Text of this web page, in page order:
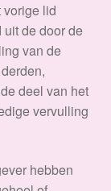
lid
de door de
van de
deel van het
vervulling
hebben